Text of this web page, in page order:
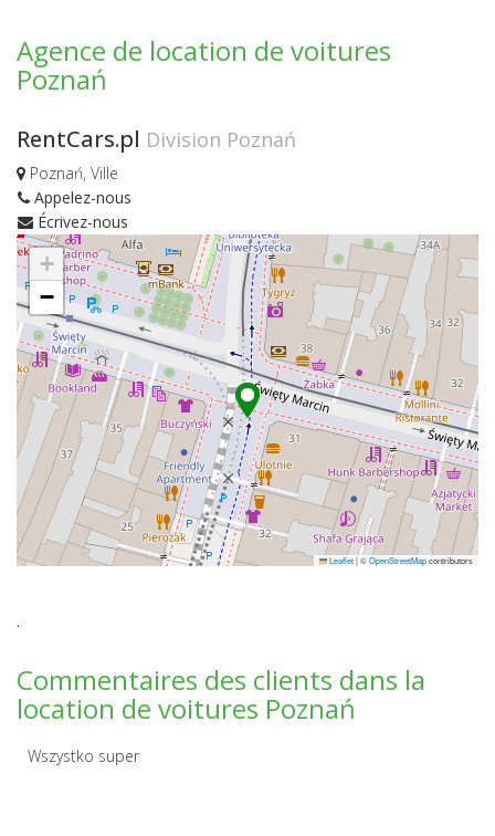
Agence de location de voitures
Poznań
RentCars.pl Division Poznań
Poznań, Ville
Appelez-nous
Écrivez-nous
+
−
Leaflet|©OpenStreetMapcontributors
.
Commentaires des clients dans la
location de voitures Poznań
Wszystko super